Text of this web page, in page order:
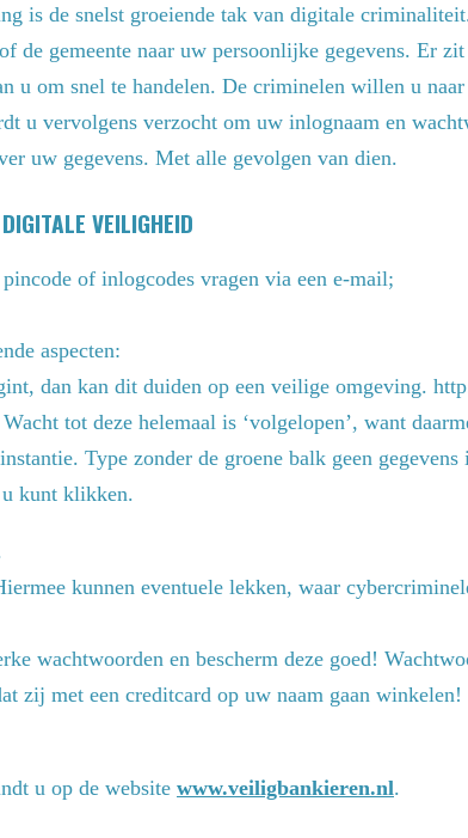
is de snelst groeiende tak van digitale
de gemeente naar uw persoonlijke gegevens. Er
u om snel te handelen. De criminelen willen u
u vervolgens verzocht om uw inlognaam en
uw gegevens. Met alle gevolgen van dien.
VEILIGHEID
of inlogcodes vragen via een e-mail;
aspecten:
dan kan dit duiden op een veilige omgeving.
tot deze helemaal is ‘volgelopen’, want
Type zonder de groene balk geen gegevens
u kunt klikken.
kunnen eventuele lekken, waar
wachtwoorden en bescherm deze goed!
zij met een creditcard op uw naam gaan winkelen!
u op de website www.veiligbankieren.nl.